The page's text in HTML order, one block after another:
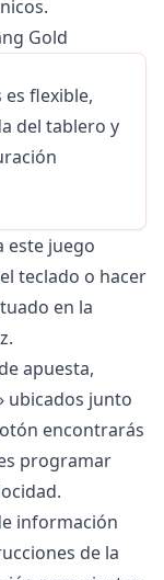
Gold
flexible,
del tablero y
este juego
teclado o hacer
en la
apuesta,
ubicados junto
encontrarás
programar
información
de la